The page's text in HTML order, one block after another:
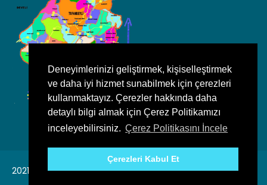
Deneyimlerinizi geliştirmek, kişiselleştirmek
ve daha iyi hizmet sunabilmek için çerezleri
kullanmaktayız. Çerezler hakkında daha
detaylı bilgi almak için Çerez Politikamızı
inceleyebilirsiniz. Çerez Politikasını İncele
Çerezleri Kabul Et
2021, Tufanbeyli Belediyesi